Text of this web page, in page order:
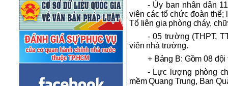
- Ủy ban nhân dân
viên các tổ chức đoàn
Tổ liên gia phòng cháy,
- 05 trường (THPT,
viên nhà trường.
+ Bảng B: Gồm 08 đội
- Lực lượng phòng
mềm Quang Trung, Ban